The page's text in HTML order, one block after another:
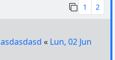
1 2
asdasdasd « Lun, 02 Jun